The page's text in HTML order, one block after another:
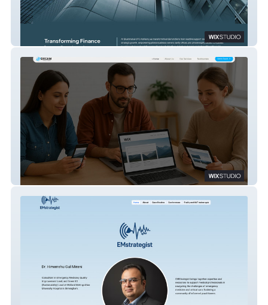
Grant
Dream Pixel Studio